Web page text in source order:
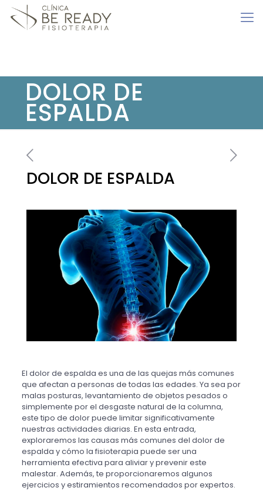
DOLOR DE
ESPALDA
DOLOR DE ESPALDA
El dolor de espalda es una de las quejas más comunes
que afectan a personas de todas las edades. Ya sea por
malas posturas, levantamiento de objetos pesados o
simplemente por el desgaste natural de la columna,
este tipo de dolor puede limitar significativamente
nuestras actividades diarias. En esta entrada,
exploraremos las causas más comunes del dolor de
espalda y cómo la fisioterapia puede ser una
herramienta efectiva para aliviar y prevenir este
malestar. Además, te proporcionaremos algunos
ejercicios y estiramientos recomendados por expertos.